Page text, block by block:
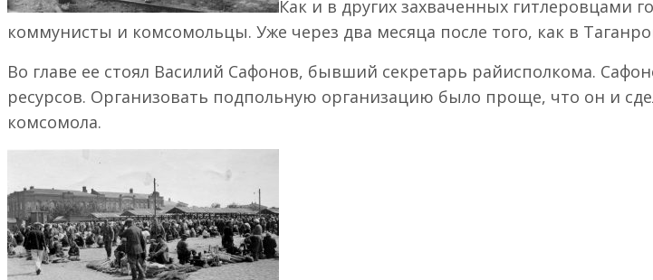
Малая Вишера
Осташков
Пушкин
Тверь
Краснодар
Тула
Таганрог
Ростов-на-Дону
Куликово поле
Елец
Как и в других захваченных гитлеровцами
коммунисты и комсомольцы. Уже через два месяца после того, как в
Во главе ее стоял Василий Сафонов, бывший секретарь райисполкома.
ресурсов. Организовать подпольную организацию было проще, что он и
комсомола.